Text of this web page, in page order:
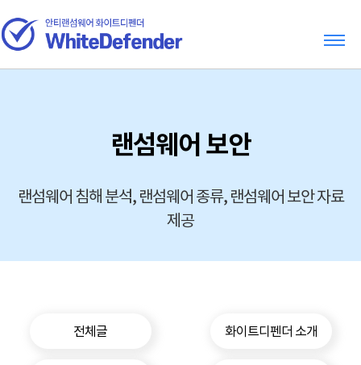
랜섬웨어 보안
랜섬웨어 침해 분석, 랜섬웨어 종류, 랜섬웨어 보안 자료
제공
전체글 화이트디펜더 소개